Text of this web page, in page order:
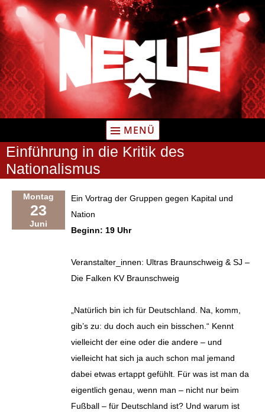
Zum
Inhalt
springen
MENÜ
Einführung in die Kritik des
Nationalismus
Montag
23
Juni
Ein Vortrag der Gruppen gegen Kapital und
Nation
Beginn: 19 Uhr
Veranstalter_innen: Ultras Braunschweig & SJ –
Die Falken KV Braunschweig
„Natürlich bin ich für Deutschland. Na, komm,
gib’s zu: du doch auch ein bisschen.“ Kennt
vielleicht der eine oder die andere – und
vielleicht hat sich ja auch schon mal jemand
dabei etwas ertappt gefühlt. Für was ist man da
eigentlich genau, wenn man – nicht nur beim
Fußball – für Deutschland ist? Und warum ist